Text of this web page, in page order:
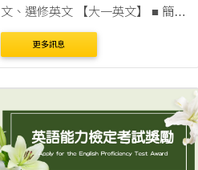
文、選修英文 【大一英文】 ■ 簡
介：（連結） ■ 管道：限人工加選 ■
時間：2026 年 9 月 13 日（日）上
更多訊息